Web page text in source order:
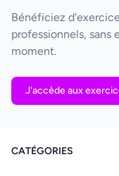
Bénéficiez
professionnels, sans
moment.
J'accède aux
CATÉGORIES